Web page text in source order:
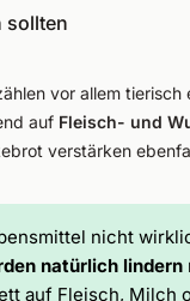
sollten
vor allem
auf Fleisch- und
verstärken
nicht
natürlich lindern
auf Fleisch,